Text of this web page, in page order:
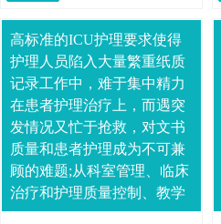
高标准的ICU护理要求使得
护理人员陷入大量繁重纸质
记录工作中，难于集中精力
在患者护理治疗上，而遇突
发情况又忙于抢救，对文书
质量和患者护理成为不可兼
顾的难题;从科室管理、临床
治疗和护理质量控制、教学
与科研三个维度，目前的纸